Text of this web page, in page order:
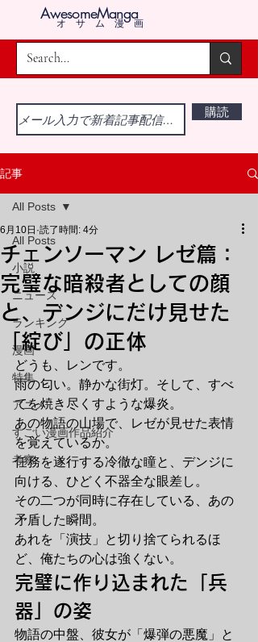
AwesomeManga
オサム漫画
購読
記事
All Posts
小説
ニュース
ランキング
漫画
特集
アニメ
すごい漫画作品紹介
考察
All Posts
チェンソーマン レゼ篇：
完璧な暗殺者としての顔
と、デンジにだけ見せた
「綻び」の正体
6月10日 読了時間: 4分
どうも、レンです。
雨の匂い。静かな街灯。そして、すべ
てを焼き尽くすような爆炎。
あの物語の山場で、レゼが見せた表情
を覚えているか。
任務を遂行する冷徹な瞳と、デンジに
向ける、ひどく不器全な眼差し。
その二つが同時に存在している、あの
矛盾した瞬間。
あれを「演技」と切り捨てられるほ
ど、俺たちの心は強くない。
完璧に作り込まれた「兵
器」の姿
物語の中盤、彼女が「爆弾の悪魔」と